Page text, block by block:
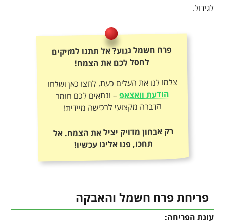
לגידול.
פרח חשמל נגוע? אל תתנו למזיקים
לחסל לכם את הצמח!
צלמו לנו את העלים כעת, לחצו כאן ושלחו
הודעת וואצאפ– ונתאים לכם חומר
הדברה מקצועי לרכישה מיידית!
רק אבחון מדויק יציל את הצמח. אל
תחכו, פנו אלינו עכשיו!
פריחת פרח חשמל והאבקה
עונת הפריחה: